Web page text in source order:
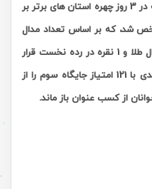
بر این اساس پس از انجام 49 مسابقه در 3 روز چهره استان های برتر بر
شد، که بر اساس تعداد مدال
در بخش بزرگسالان، هرمزگان با 6 مدال طلا و 1 نقره در رده نخست قرار
گرفت اما بر اساس سیستم امتیاز بندی با 121 امتیاز جایگاه سوم را از
از کسب عنوان باز ماند.